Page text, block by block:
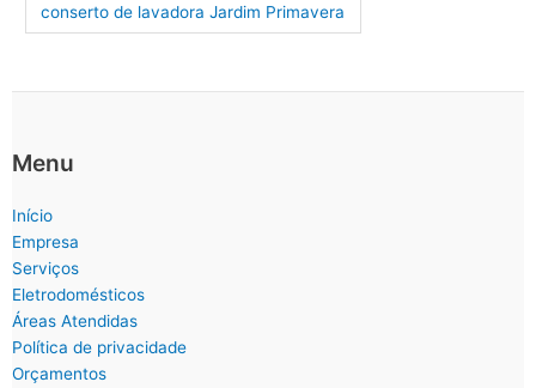
conserto de lavadora Jardim Primavera
Menu
Início
Empresa
Serviços
Eletrodomésticos
Áreas Atendidas
Política de privacidade
Orçamentos